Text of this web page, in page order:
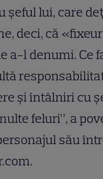
șeful lui, care
deci, că
a-l denumi. Ce
și întâlniri cu
feluri”, a
său